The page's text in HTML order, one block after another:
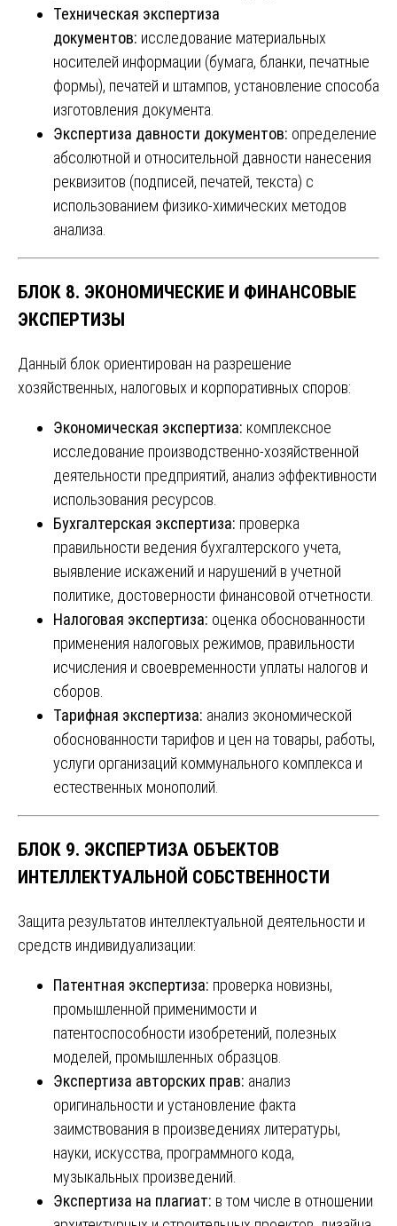
Техническая экспертиза
документов: исследование материальных
носителей информации (бумага, бланки, печатные
формы), печатей и штампов, установление способа
изготовления документа.
Экспертиза давности документов: определение
абсолютной и относительной давности нанесения
реквизитов (подписей, печатей, текста) с
использованием физико-химических методов
анализа.
БЛОК 8. ЭКОНОМИЧЕСКИЕ И ФИНАНСОВЫЕ
ЭКСПЕРТИЗЫ
Данный блок ориентирован на разрешение
хозяйственных, налоговых и корпоративных споров:
Экономическая экспертиза: комплексное
исследование производственно-хозяйственной
деятельности предприятий, анализ эффективности
использования ресурсов.
Бухгалтерская экспертиза: проверка
правильности ведения бухгалтерского учета,
выявление искажений и нарушений в учетной
политике, достоверности финансовой отчетности.
Налоговая экспертиза: оценка обоснованности
применения налоговых режимов, правильности
исчисления и своевременности уплаты налогов и
сборов.
Тарифная экспертиза: анализ экономической
обоснованности тарифов и цен на товары, работы,
услуги организаций коммунального комплекса и
естественных монополий.
БЛОК 9. ЭКСПЕРТИЗА ОБЪЕКТОВ
ИНТЕЛЛЕКТУАЛЬНОЙ СОБСТВЕННОСТИ
Защита результатов интеллектуальной деятельности и
средств индивидуализации:
Патентная экспертиза: проверка новизны,
промышленной применимости и
патентоспособности изобретений, полезных
моделей, промышленных образцов.
Экспертиза авторских прав: анализ
оригинальности и установление факта
заимствования в произведениях литературы,
науки, искусства, программного кода,
музыкальных произведений.
Экспертиза на плагиат: в том числе в отношении